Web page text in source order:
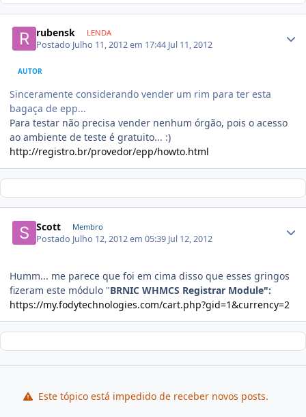
rubensk LENDA
Postado Julho 11, 2012 em 17:44 Jul 11, 2012
AUTOR
Sinceramente considerando vender um rim para ter esta
bagaça de epp...
Para testar não precisa vender nenhum órgão, pois o acesso
ao ambiente de teste é gratuito... :)
http://registro.br/provedor/epp/howto.html
Scott Membro
Postado Julho 12, 2012 em 05:39 Jul 12, 2012
Humm... me parece que foi em cima disso que esses gringos
fizeram este módulo "BRNIC WHMCS Registrar Module":
https://my.fodytechnologies.com/cart.php?gid=1&currency=2
Este tópico está impedido de receber novos posts.